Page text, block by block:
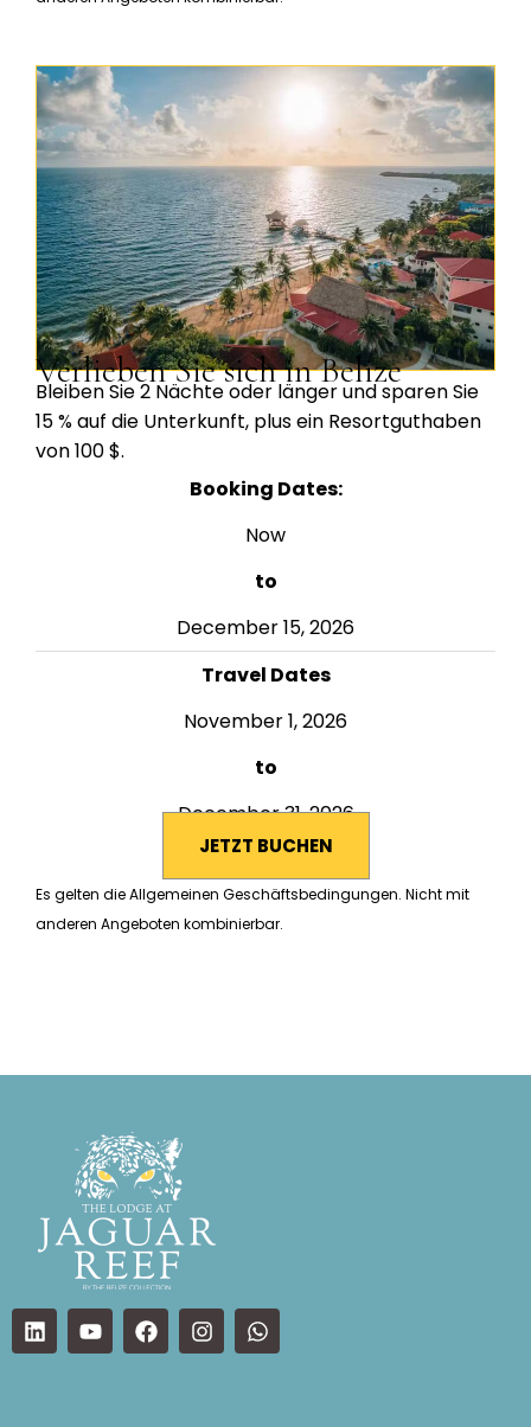
Verlieben Sie sich in Belize
Bleiben Sie 2 Nächte oder länger und sparen Sie
15 % auf die Unterkunft, plus ein Resortguthaben
von 100 $.
Booking Dates:
Now
to
December 15, 2026
Travel Dates
November 1, 2026
to
December 31, 2026
JETZT BUCHEN
Es gelten die Allgemeinen Geschäftsbedingungen. Nicht mit
anderen Angeboten kombinierbar.